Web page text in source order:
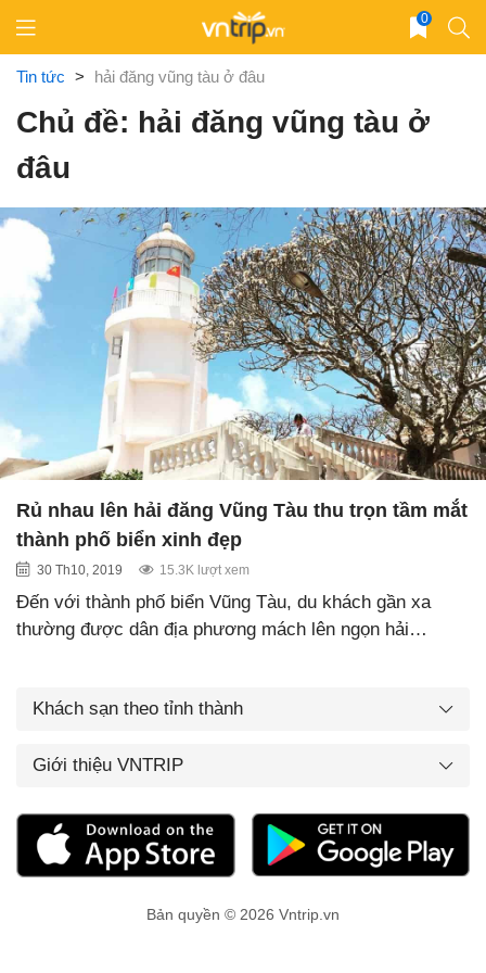
content
0
Tin tức > hải đăng vũng tàu ở đâu
Chủ đề: hải đăng vũng tàu ở
đâu
Rủ nhau lên hải đăng Vũng Tàu thu trọn tầm mắt
thành phố biển xinh đẹp
30 Th10, 2019 15.3K lượt xem
Đến với thành phố biển Vũng Tàu, du khách gần xa
thường được dân địa phương mách lên ngọn hải…
Khách sạn theo tỉnh thành
Giới thiệu VNTRIP
Bản quyền © 2026 Vntrip.vn